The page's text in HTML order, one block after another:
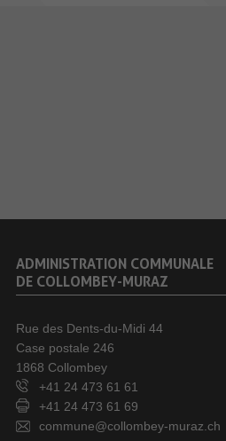
ADMINISTRATION COMMUNALE
DE COLLOMBEY-MURAZ
Rue des Dents-du-Midi 44
Case postale 246
1868 Collombey
+41 24 473 61 61
+41 24 473 61 69
commune@collombey-muraz.ch